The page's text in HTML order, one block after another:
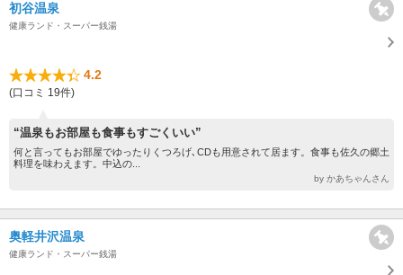
初谷温泉
健康ランド・スーパー銭湯
4.2
(口コミ 19件)
“温泉もお部屋も食事もすごくいい”
何と言ってもお部屋でゆったりくつろげ､CDも用意されて居ます。食事も佐久の郷土
料理を味わえます。中込の...
by かあちゃんさん
奥軽井沢温泉
健康ランド・スーパー銭湯